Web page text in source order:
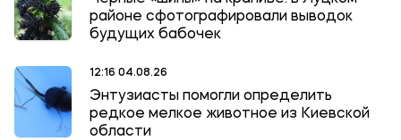
районе сфотографировали выводок
будущих бабочек
12:16 04.08.26
Энтузиасты помогли определить
редкое мелкое животное из Киевской
области